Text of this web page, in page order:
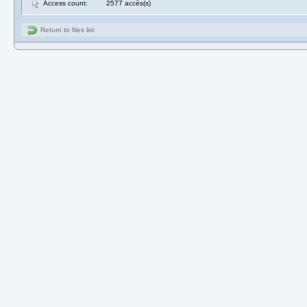
Access count:
2577 accès(s)
Return to files list